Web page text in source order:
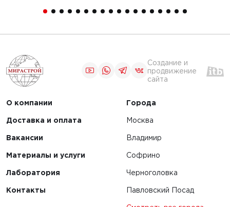
Создание и
продвижение
сайта
О компании
Доставка и оплата
Вакансии
Материалы и услуги
Лаборатория
Контакты
Города
Москва
Владимир
Софрино
Черноголовка
Павловский Посад